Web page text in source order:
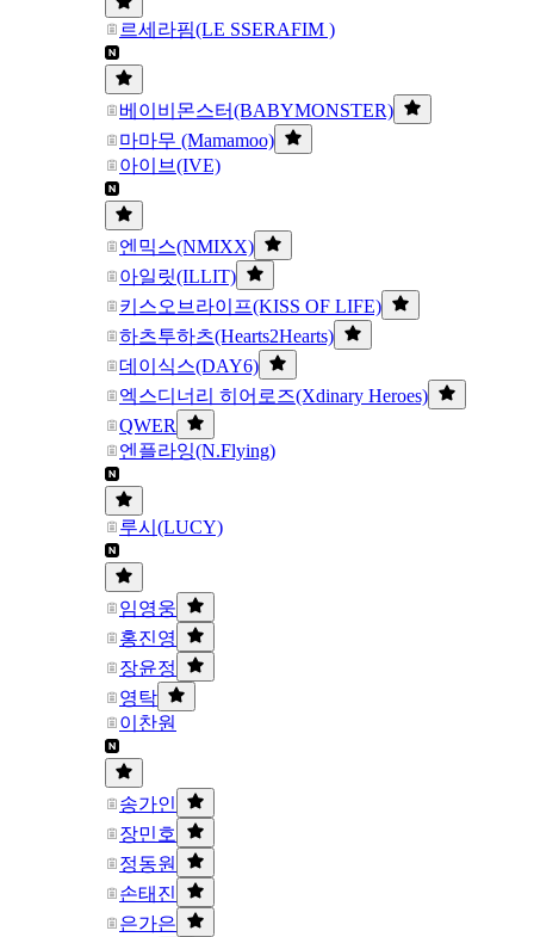
르세라핌(LE SSERAFIM )
베이비몬스터(BABYMONSTER)
마마무 (Mamamoo)
아이브(IVE)
엔믹스(NMIXX)
아일릿(ILLIT)
키스오브라이프(KISS OF LIFE)
하츠투하츠(Hearts2Hearts)
데이식스(DAY6)
엑스디너리 히어로즈(Xdinary Heroes)
QWER
엔플라잉(N.Flying)
루시(LUCY)
임영웅
홍진영
장윤정
영탁
이찬원
송가인
장민호
정동원
손태진
은가은